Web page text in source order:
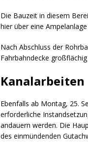
Die Bauzeit in diesem
hier über eine
Nach Abschluss der
Fahrbahndecke
Ebenfalls ab Montag, 25.
erforderliche
andauern werden. Die
des einmündenden